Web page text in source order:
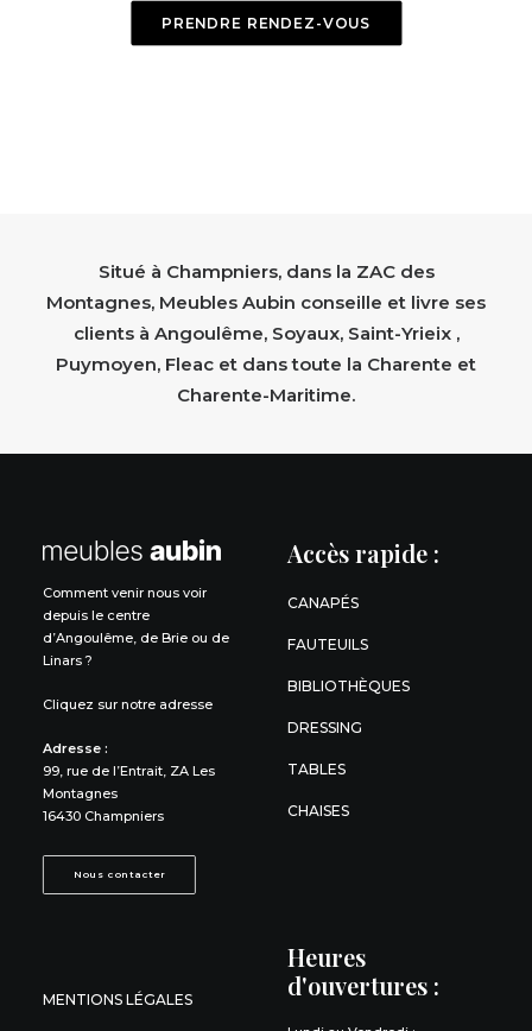
PRENDRE RENDEZ-VOUS
Situé à Champniers, dans la ZAC des
Montagnes, Meubles Aubin conseille et livre ses
clients à Angoulême, Soyaux, Saint-Yrieix ,
Puymoyen, Fleac et dans toute la Charente et
Charente-Maritime.
Comment venir nous voir
depuis le centre
d’Angoulême, de Brie ou de
Linars ?
Cliquez sur notre adresse
Adresse :
99, rue de l’Entrait, ZA Les
Montagnes
16430 Champniers
Nous contacter
Accès rapide :
CANAPÉS
FAUTEUILS
BIBLIOTHÈQUES
DRESSING
TABLES
CHAISES
MENTIONS LÉGALES
Heures
d'ouvertures :